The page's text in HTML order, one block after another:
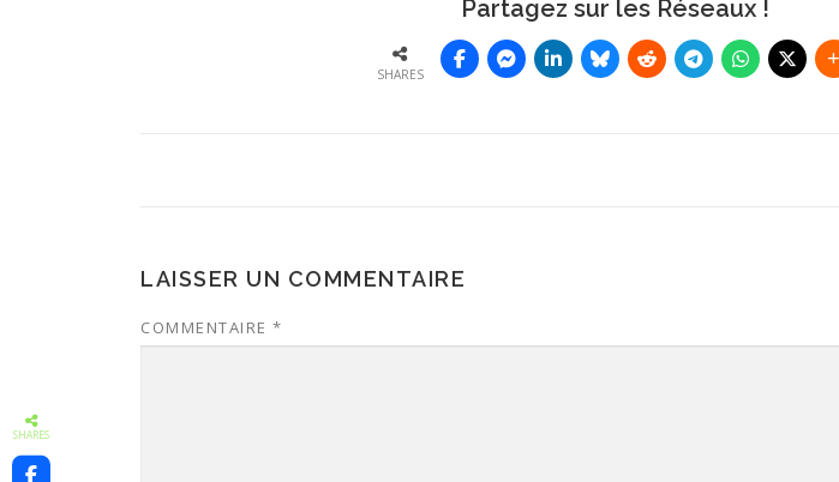
Partagez sur les Réseaux !
SHARES
LAISSER UN COMMENTAIRE
COMMENTAIRE *
SHARES